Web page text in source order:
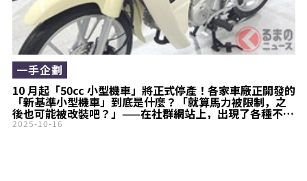
10 月起「50cc 小型機車」將正式停產！各家車廠正開發的
「新基準小型機車」到底是什麼？「就算馬力被限制，之
後也可能被改裝吧？」——在社群網站上，出現了各種不同
的擔憂聲音
一手企劃
2025-10-16